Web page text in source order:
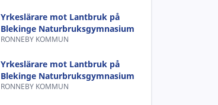
Yrkeslärare mot Lantbruk på
Blekinge Naturbruksgymnasium
RONNEBY KOMMUN
Yrkeslärare mot Lantbruk på
Blekinge Naturbruksgymnasium
RONNEBY KOMMUN